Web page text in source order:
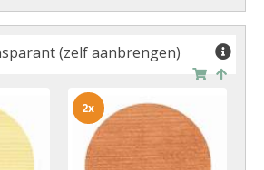
(zelf aanbrengen)
2x